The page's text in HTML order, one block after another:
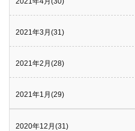
2021年3月(31)
2021年2月(28)
2021年1月(29)
2020年12月(31)